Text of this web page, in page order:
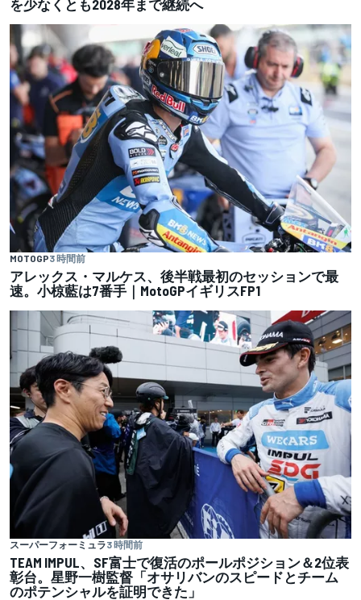
を少なくとも2028年まで継続へ
MOTOGP3 時間前
アレックス・マルケス、後半戦最初のセッションで最
速。小椋藍は7番手｜MotoGPイギリスFP1
スーパーフォーミュラ3 時間前
TEAM IMPUL、SF富士で復活のポールポジション＆2位表
彰台。星野一樹監督「オサリバンのスピードとチーム
のポテンシャルを証明できた」